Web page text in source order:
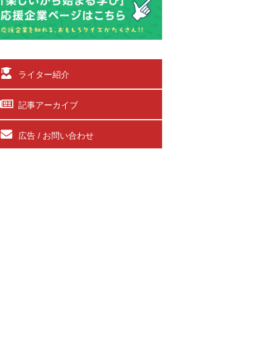
ライター紹介
記事アーカイブ
広告 / お問い合わせ